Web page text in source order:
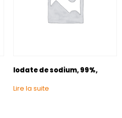
Iodate de sodium, 99%,
Lire la suite